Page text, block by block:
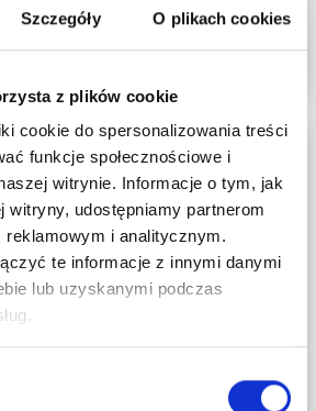
Szczegóły O plikach cookies
z plików cookie
cookie do spersonalizowania treści
funkcje społecznościowe i
witrynie. Informacje o tym, jak
witryny, udostępniamy partnerom
reklamowym i analitycznym.
te informacje z innymi danymi
lub uzyskanymi podczas
KONFIGURUJ